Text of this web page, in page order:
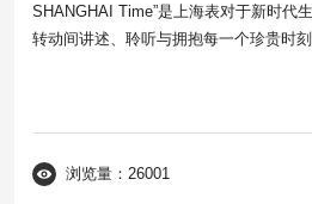
SHANGHAI Time”是上海表对于新时代
转动间讲述、聆听与拥抱每一个珍贵时刻
浏览量：26001